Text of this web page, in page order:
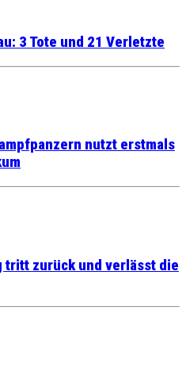
3 Tote und 21 Verletzte
nutzt erstmals
tritt zurück und verlässt die